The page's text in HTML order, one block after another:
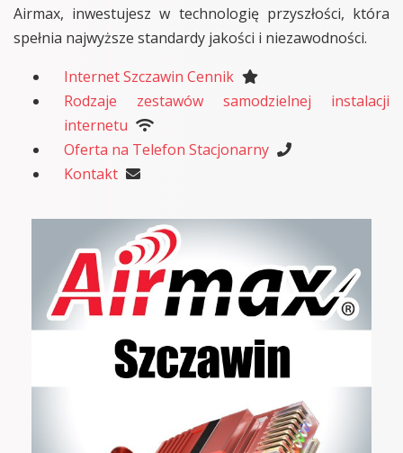
Airmax, inwestujesz w technologię przyszłości, która
spełnia najwyższe standardy jakości i niezawodności.
Internet Szczawin Cennik
Rodzaje zestawów samodzielnej instalacji
internetu
Oferta na Telefon Stacjonarny
Kontakt